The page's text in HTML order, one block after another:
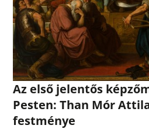
Az első jelentős
Pesten: Than Mór
festménye